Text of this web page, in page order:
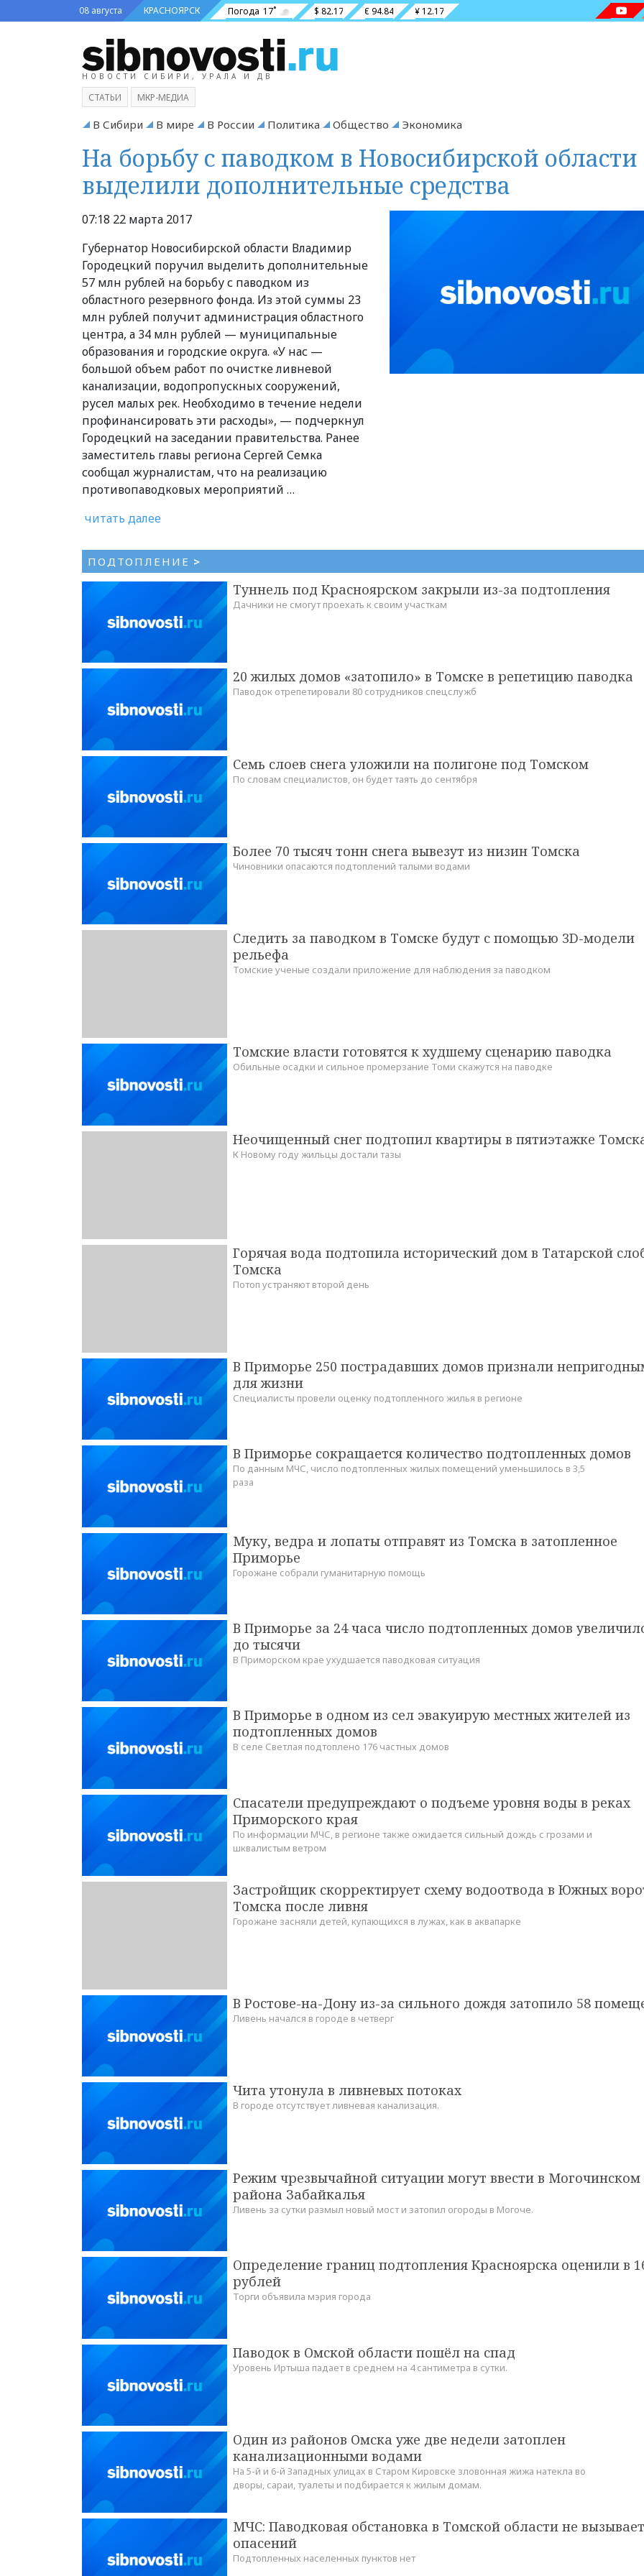
08 августа КРАСНОЯРСК Погода 17˚ $ 82.17 € 94.84 ¥ 12.17
НОВОСТИ СИБИРИ, УРАЛА И ДВ
СТАТЬИ МКР-МЕДИА
В Сибири В мире В России Политика Общество Экономика
На борьбу с паводком в Новосибирской области
выделили дополнительные средства
07:18 22 марта 2017
Губернатор Новосибирской области Владимир
Городецкий поручил выделить дополнительные
57 млн рублей на борьбу с паводком из
областного резервного фонда. Из этой суммы 23
млн рублей получит администрация областного
центра, а 34 млн рублей — муниципальные
образования и городские округа. «У нас —
большой объем работ по очистке ливневой
канализации, водопропускных сооружений,
русел малых рек. Необходимо в течение недели
профинансировать эти расходы», — подчеркнул
Городецкий на заседании правительства. Ранее
заместитель главы региона Сергей Семка
сообщал журналистам, что на реализацию
противопаводковых мероприятий …
читать далее
ПОДТОПЛЕНИЕ >
Туннель под Красноярском закрыли из-за подтопления
Дачники не смогут проехать к своим участкам
20 жилых домов «затопило» в Томске в репетицию паводка
Паводок отрепетировали 80 сотрудников спецслужб
Семь слоев снега уложили на полигоне под Томском
По словам специалистов, он будет таять до сентября
Более 70 тысяч тонн снега вывезут из низин Томска
Чиновники опасаются подтоплений талыми водами
Следить за паводком в Томске будут с помощью 3D-модели
рельефа
Томские ученые создали приложение для наблюдения за паводком
Томские власти готовятся к худшему сценарию паводка
Обильные осадки и сильное промерзание Томи скажутся на паводке
Неочищенный снег подтопил квартиры в пятиэтажке
К Новому году жильцы достали тазы
Горячая вода подтопила исторический дом в Татарской
Томска
Потоп устраняют второй день
В Приморье 250 пострадавших домов признали
для жизни
Специалисты провели оценку подтопленного жилья в регионе
В Приморье сокращается количество подтопленных домов
По данным МЧС, число подтопленных жилых помещений уменьшилось в 3,5
раза
Муку, ведра и лопаты отправят из Томска в затопленное
Приморье
Горожане собрали гуманитарную помощь
В Приморье за 24 часа число подтопленных домов
до тысячи
В Приморском крае ухудшается паводковая ситуация
В Приморье в одном из сел эвакуирую местных жителей из
подтопленных домов
В селе Светлая подтоплено 176 частных домов
Спасатели предупреждают о подъеме уровня воды в реках
Приморского края
По информации МЧС, в регионе также ожидается сильный дождь с грозами и
шквалистым ветром
Застройщик скорректирует схему водоотвода в Южных
Томска после ливня
Горожане засняли детей, купающихся в лужах, как в аквапарке
В Ростове-на-Дону из-за сильного дождя затопило 58
Ливень начался в городе в четверг
Чита утонула в ливневых потоках
В городе отсутствует ливневая канализация.
Режим чрезвычайной ситуации могут ввести в Могочинском
района Забайкалья
Ливень за сутки размыл новый мост и затопил огороды в Могоче.
Определение границ подтопления Красноярска оценили в
рублей
Торги объявила мэрия города
Паводок в Омской области пошёл на спад
Уровень Иртыша падает в среднем на 4 сантиметра в сутки.
Один из районов Омска уже две недели затоплен
канализационными водами
На 5-й и 6-й Западных улицах в Старом Кировске зловонная жижа натекла во
дворы, сараи, туалеты и подбирается к жилым домам.
МЧС: Паводковая обстановка в Томской области не вызывает
опасений
Подтопленных населенных пунктов нет